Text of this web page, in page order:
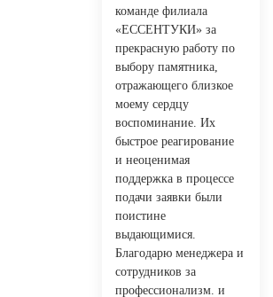
команде филиала
«ЕССЕНТУКИ» за
прекрасную работу по
выбору памятника,
отражающего близкое
моему сердцу
воспоминание. Их
быстрое реагирование
и неоценимая
поддержка в процессе
подачи заявки были
поистине
выдающимися.
Благодарю менеджера и
сотрудников за
профессионализм. и